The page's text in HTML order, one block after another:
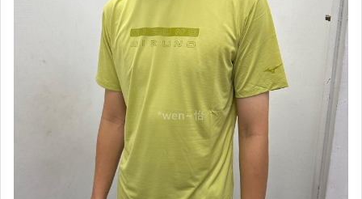
【運動緊身衣】男用
【運動緊身褲】男用
【運動緊身系列】女用
【Under Armour】配件專區
【Under Armour】棒壘用品
【Under Armour】男款專區